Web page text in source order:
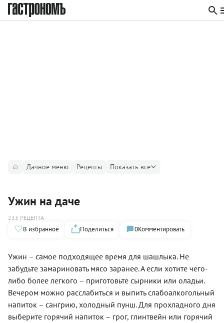
Дачное меню Рецепты Показать все
Ужин на даче
233 РЕЦЕПТА
В избранное Поделиться 0Комментировать
Ужин – самое подходящее время для шашлыка. Не
забудьте замариновать мясо заранее. А если хотите чего-
либо более легкого – приготовьте сырники или оладьи.
Вечером можно расслабиться и выпить слабоалкогольный
напиток – сангрию, холодный пунш. Для прохладного дня
выберите горячий напиток – грог, глинтвейн или горячий